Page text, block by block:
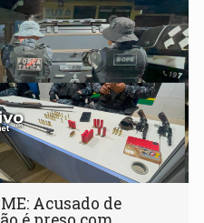
Acusado de